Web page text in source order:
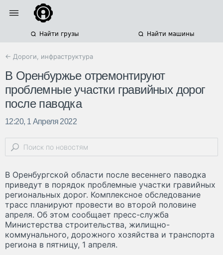
Найти грузы Найти машины
← Дороги, инфраструктура
В Оренбуржье отремонтируют
проблемные участки гравийных дорог
после паводка
12:20, 1 Апреля 2022
В Оренбургской области после весеннего паводка
приведут в порядок проблемные участки гравийных
региональных дорог. Комплексное обследование
трасс планируют провести во второй половине
апреля. Об этом сообщает пресс-служба
Министерства строительства, жилищно-
коммунального, дорожного хозяйства и транспорта
региона в пятницу, 1 апреля.